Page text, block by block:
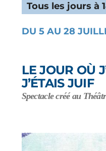
Tous les jours à
DU 5 AU 28
LE JOUR OÙ
J’ÉTAIS JUIF
Spectacle créé au